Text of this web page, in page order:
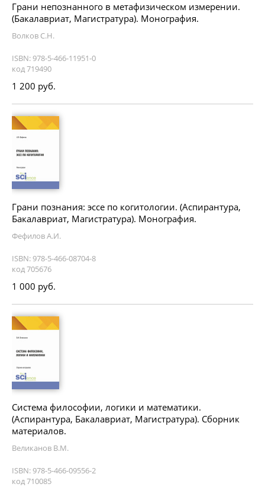
Грани непознанного в метафизическом измерении.
(Бакалавриат, Магистратура). Монография.
Волков С.Н.
ISBN: 978-5-466-11951-0
код 719490
1 200 руб.
Грани познания: эссе по когитологии. (Аспирантура,
Бакалавриат, Магистратура). Монография.
Фефилов А.И.
ISBN: 978-5-466-08704-8
код 705676
1 000 руб.
Система философии, логики и математики.
(Аспирантура, Бакалавриат, Магистратура). Сборник
материалов.
Великанов В.М.
ISBN: 978-5-466-09556-2
код 710085